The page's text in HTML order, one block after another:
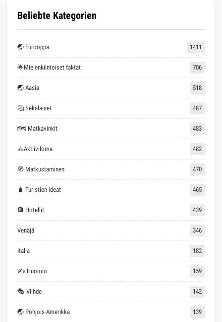
Beliebte Kategorien
🌏 Eurooppa 1411
🌟Mielenkiintoiset faktat 706
🌏 Aasia 518
🤔 Sekalaiset 487
🗺 Matkavinkit 483
🚴Aktiiviloma 482
🧭 Matkustaminen 470
🧳 Turistien ideat 465
🏨 Hotellit 439
Venäjä 346
Italia 182
✍ Huomio 159
🎭 Viihde 142
🌏 Pohjois-Amerikka 139